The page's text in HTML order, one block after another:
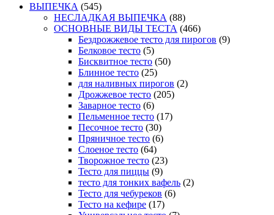
ВЫПЕЧКА (545)
НЕСЛАДКАЯ ВЫПЕЧКА (88)
ОСНОВНЫЕ ВИДЫ ТЕСТА (466)
Бездрожжевое тесто для пирогов (9)
Белковое тесто (5)
Бисквитное тесто (50)
Блинное тесто (25)
для наливных пирогов (2)
Дрожжевое тесто (205)
Заварное тесто (6)
Пельменное тесто (17)
Песочное тесто (30)
Пряничное тесто (6)
Слоеное тесто (64)
Творожное тесто (23)
Тесто для пиццы (9)
тесто для тонких вафель (2)
Тесто для чебуреков (6)
Тесто на кефире (17)